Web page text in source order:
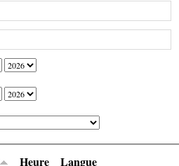
Heure Langue